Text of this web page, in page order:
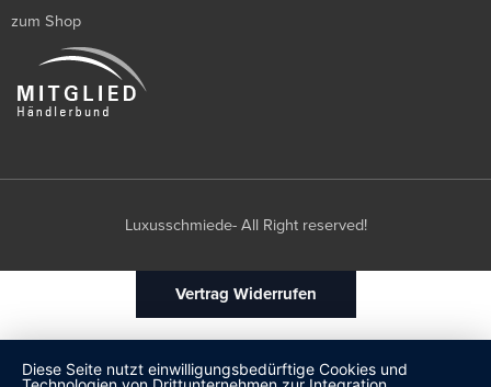
zum Shop
Luxusschmiede- All Right reserved!
Vertrag Widerrufen
Diese Seite nutzt einwilligungsbedürftige Cookies und